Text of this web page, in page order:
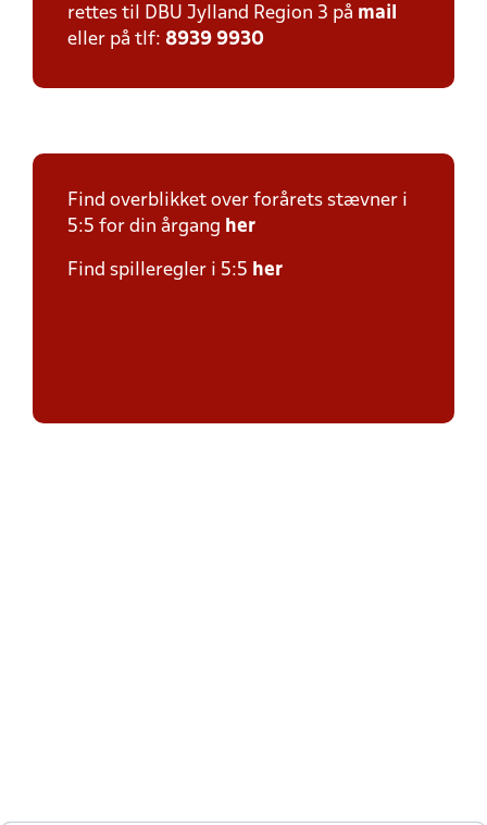
rettes til DBU Jylland Region 3 på mail
eller på tlf: 8939 9930
Find overblikket over forårets stævner i
5:5 for din årgang her
Find spilleregler i 5:5 her